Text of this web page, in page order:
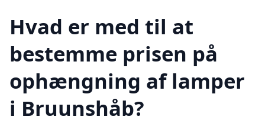
Hvad er med til at
bestemme prisen på
ophængning af lamper
i Bruunshåb?